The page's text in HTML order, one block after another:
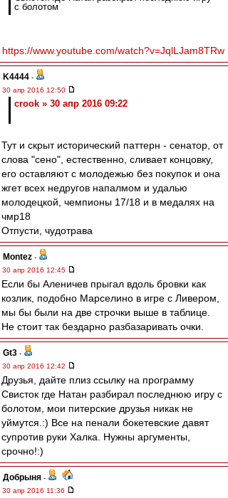
с болотом
https://www.youtube.com/watch?v=JqlLJam8TRw
K4444 -
30 апр 2016 12:50
crook » 30 апр 2016 09:22
Тут и скрыт исторический паттерн - сенатор, от
слова "сено", естественно, сливает концовку,
его оставляют с молодежью без покупок и она
жгет всех недругов напалмом и удалью
молодецкой, чемпионы 17/18 и в медалях на
чмр18
Отпусти, чудотрава
Montez -
30 апр 2016 12:45
Если бы Аленичев прыгал вдоль бровки как
козлик, подобно Марселино в игре с Ливером,
мы бы были на две строчки выше в таблице.
Не стоит так бездарно разбазаривать очки.
Gt3 -
30 апр 2016 12:42
Друзья, дайте плиз ссылку на программу
Свисток где Натан разбирал последнюю игру с
болотом, мои питерские друзья никак не
уймутся.:) Все на пенали бокетевские давят
супротив руки Халка. Нужны аргументы,
срочно!:)
Добрыня -
30 апр 2016 11:36